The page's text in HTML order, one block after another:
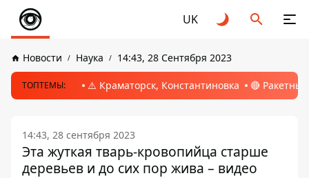
UK
Новости Наука 14:43, 28 Сентября 2023
ТОПТЕМЫ: ⚠️ Краматорск, Константиновка 🔴
14:43, 28 сентября 2023
Эта жуткая тварь-кровопийца старше
деревьев и до сих пор жива – видео